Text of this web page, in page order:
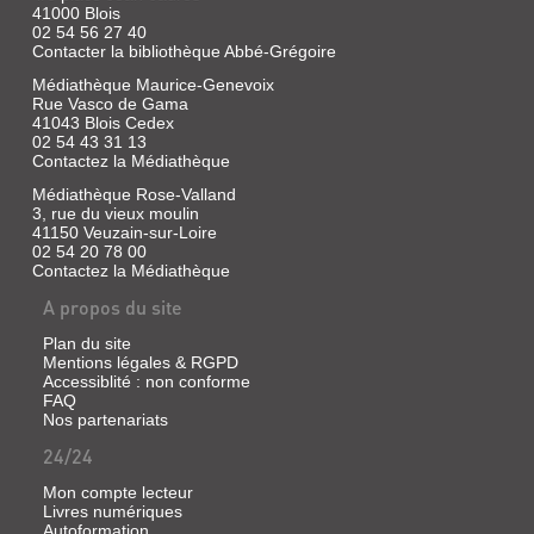
et
les
deux
vont
s'enfuir.
Un
roman
qui
LE
JOURNAL
INTIME
DE
GEORGIA
NICOLSON.
MON
NEZ,
MON
CHAT,
d'une
petite
graine
un
arbre
qui
fait
une
qui
fait
un
fruit,
qui
un
noyau,
qui
crée
une
graine,
etc.
Jusqu'à
ce
qu'elle
soit
avalée
par
|
Glénat
2021
Un
dimanche
après-
midi,
et
sa
famille
partent
se
en
forêt.
Dans
les
sous-
bois,
tous
sens
de
la
petite
fille
41000 Blois
02 54 56 27 40
Contacter la bibliothèque Abbé-Grégoire
Médiathèque Maurice-Genevoix
Rue Vasco de Gama
41043 Blois Cedex
02 54 43 31 13
Contactez la Médiathèque
Médiathèque Rose-Valland
3, rue du vieux moulin
41150 Veuzain-sur-Loire
02 54 20 78 00
Contactez la Médiathèque
A propos du site
Plan du site
Mentions légales & RGPD
Accessiblité : non conforme
FAQ
Nos partenariats
24/24
Mon compte lecteur
Livres numériques
Autoformation